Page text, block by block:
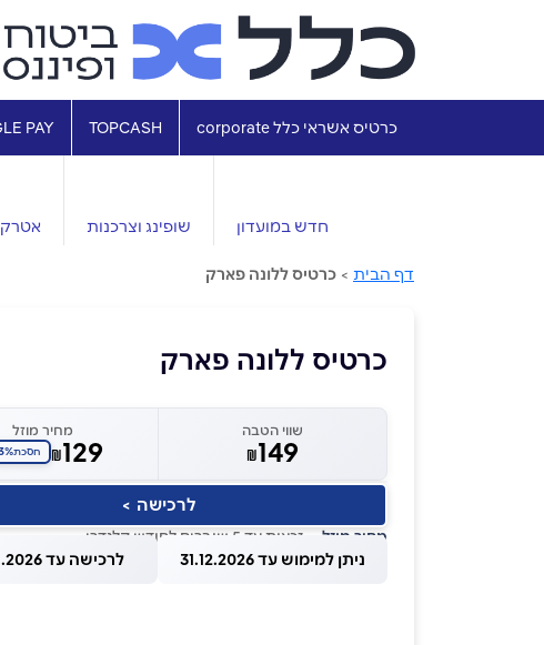
כרטיס אשראי כלל corporate TOPCASH
PAY
חדש במועדון שופינג וצרכנות
דף הבית > כרטיס ללונה פארק
כרטיס ללונה פארק
שווי הטבה
₪149
מחיר מוזל
₪129 חסכת
לרכישה >
מחיר מוזל — זכאות עד 5 שוברים לחודש קלנדרי
ניתן למימוש עד 31.12.2026 לרכישה עד 31.08.2026